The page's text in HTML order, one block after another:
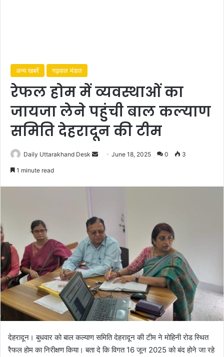
अन्य खबरें गढ़वाल मंडल
रेफल होम में व्यवस्थाओं का
जायजा लेने पहुंची बाल कल्याण
समिति देहरादून की टीम
Daily Uttarakhand Desk
e
m
a
i
l
June 18, 2025 0 3
1 minute read
देहरादून। बुधवार को बाल कल्याण समिति देहरादून की टीम ने मोहिनी रोड स्थित
रैफल होम का निरीक्षण किया। बता दे कि विगत 16 जून 2025 को बंद होने जा रहे